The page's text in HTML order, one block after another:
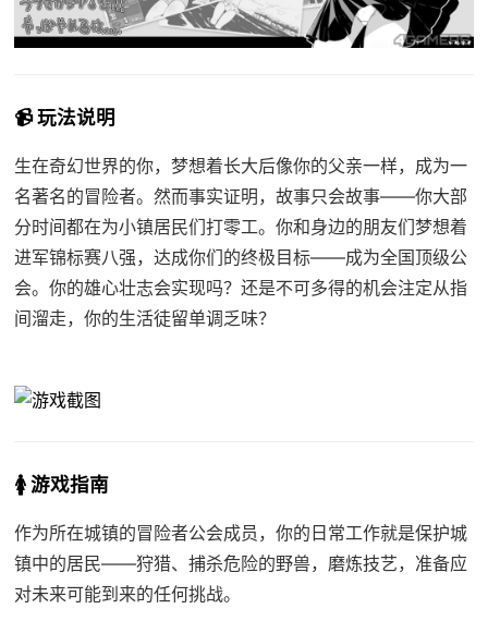
📹 玩法说明
生在奇幻世界的你，梦想着长大后像你的父亲一样，成为一
名著名的冒险者。然而事实证明，故事只会故事——你大部
分时间都在为小镇居民们打零工。你和身边的朋友们梦想着
进军锦标赛八强，达成你们的终极目标——成为全国顶级公
会。你的雄心壮志会实现吗？还是不可多得的机会注定从指
间溜走，你的生活徒留单调乏味？
🚺 游戏指南
作为所在城镇的冒险者公会成员，你的日常工作就是保护城
镇中的居民——狩猎、捕杀危险的野兽，磨炼技艺，准备应
对未来可能到来的任何挑战。